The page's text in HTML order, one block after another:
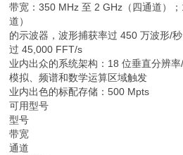
带宽：350 MHz 至 2 GHz（四通道）
道）
的示波器，波形捕获率过 450 万波形/
过 45,000 FFT/s
业内出众的系统架构：18 位垂直分辨
模拟、频谱和数学运算区域触发
业内出色的标配存储：500 Mpts
可用型号
型号
带宽
通道